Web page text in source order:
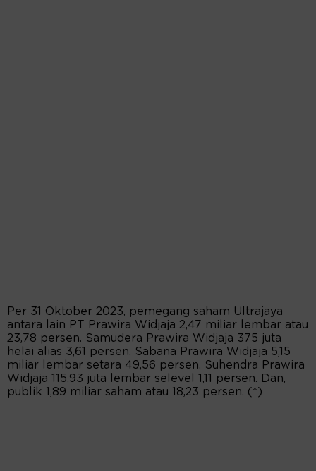
Per 31 Oktober 2023, pemegang saham Ultrajaya
antara lain PT Prawira Widjaja 2,47 miliar lembar atau
23,78 persen. Samudera Prawira Widjaja 375 juta
helai alias 3,61 persen. Sabana Prawira Widjaja 5,15
miliar lembar setara 49,56 persen. Suhendra Prawira
Widjaja 115,93 juta lembar selevel 1,11 persen. Dan,
publik 1,89 miliar saham atau 18,23 persen. (*)